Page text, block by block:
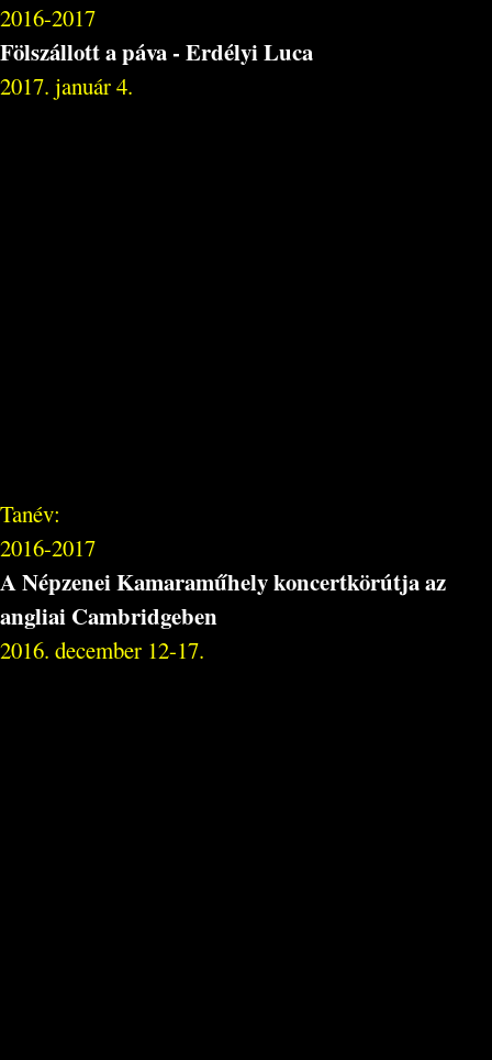
2016-2017
Fölszállott a páva - Erdélyi Luca
2017. január 4.
Tanév:
2016-2017
A Népzenei Kamaraműhely koncertkörútja az
angliai Cambridgeben
2016. december 12-17.